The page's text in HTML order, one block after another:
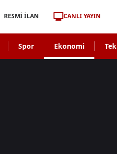
RESMİ İLAN CANLI YAYIN
Spor Ekonomi